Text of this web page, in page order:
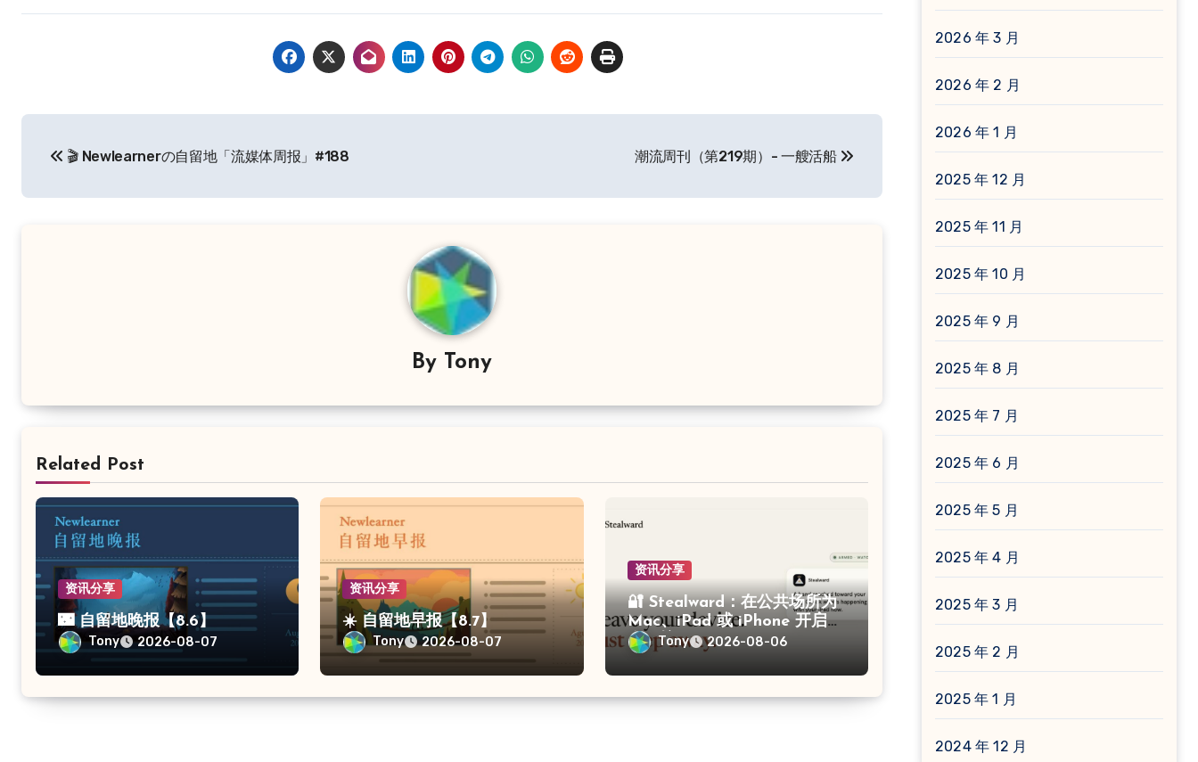
导
🎬 Newlearnerの自留地「流媒体周报」#188 潮流周刊（第219期）- 一艘活船
By Tony
Related Post
资讯分享
🌃 自留地晚报【8.6】
Tony 2026-08-07
资讯分享
☀️ 自留地早报【8.7】
Tony 2026-08-07
资讯分享
🔐 Stealward：在公共场所为
Mac、iPad 或 iPhone 开启防
盗保护
Tony 2026-08-06
2026 年 3 月
2026 年 2 月
2026 年 1 月
2025 年 12 月
2025 年 11 月
2025 年 10 月
2025 年 9 月
2025 年 8 月
2025 年 7 月
2025 年 6 月
2025 年 5 月
2025 年 4 月
2025 年 3 月
2025 年 2 月
2025 年 1 月
2024 年 12 月